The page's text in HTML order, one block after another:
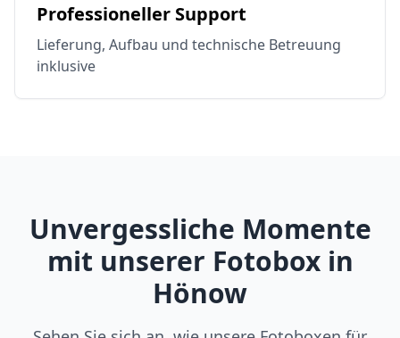
Professioneller Support
Lieferung, Aufbau und technische Betreuung
inklusive
Unvergessliche Momente
mit unserer Fotobox in
Hönow